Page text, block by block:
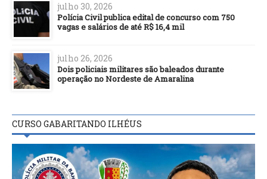
julho 30, 2026
Polícia Civil publica edital de concurso com 750
vagas e salários de até R$ 16,4 mil
julho 26, 2026
Dois policiais militares são baleados durante
operação no Nordeste de Amaralina
CURSO GABARITANDO ILHÉUS